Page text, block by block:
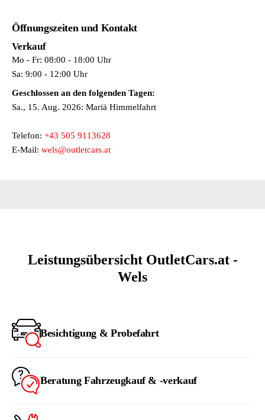
Öffnungszeiten und Kontakt
Verkauf
Mo - Fr: 08:00 - 18:00 Uhr
Sa: 9:00 - 12:00 Uhr
Geschlossen an den folgenden Tagen:
Sa., 15. Aug. 2026: Mariä Himmelfahrt
Kontakt
Telefon: +43 505 9113628
E-Mail: wels@outletcars.at
Leistungsübersicht OutletCars.at -
Wels
Besichtigung & Probefahrt
Beratung Fahrzeugkauf & -verkauf